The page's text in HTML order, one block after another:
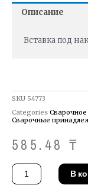
Описание
Вставка под
SKU 54773
Categories
Сварочные
585.48 ₸
Количество
товара
Опора
В